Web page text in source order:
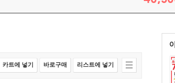
카트에 넣기 바로구매 리스트에 넣기